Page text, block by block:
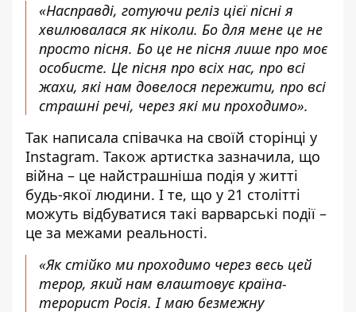
«Насправді, готуючи реліз цієї пісні я
хвилювалася як ніколи. Бо для мене це не
просто пісня. Бо це не пісня лише про моє
особисте. Це пісня про всіх нас, про всі
жахи, які нам довелося пережити, про всі
страшні речі, через які ми проходимо».
Так написала співачка на своїй сторінці у
Instagram. Також артистка зазначила, що
війна – це найстрашніша подія у житті
будь-якої людини. І те, що у 21 столітті
можуть відбуватися такі варварські події –
це за межами реальності.
«Як стійко ми проходимо через весь цей
терор, який нам влаштовує країна-
терорист Росія. І маю безмежну